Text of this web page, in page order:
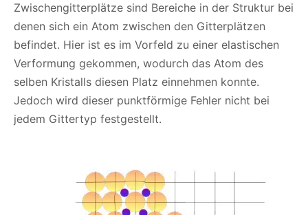
Zwischengitterplätze sind Bereiche in der Struktur bei
denen sich ein Atom zwischen den Gitterplätzen
befindet. Hier ist es im Vorfeld zu einer elastischen
Verformung gekommen, wodurch das Atom des
selben Kristalls diesen Platz einnehmen konnte.
Jedoch wird dieser punktförmige Fehler nicht bei
jedem Gittertyp festgestellt.